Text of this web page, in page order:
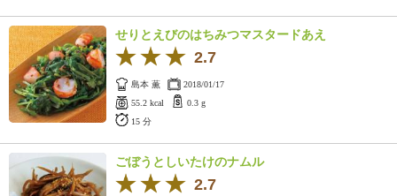
せりとえびのはちみつマスタードあえ
2.7
島本 薫
2018/01/17
55.2 kcal
0.3 g
15 分
ごぼうとしいたけのナムル
2.7